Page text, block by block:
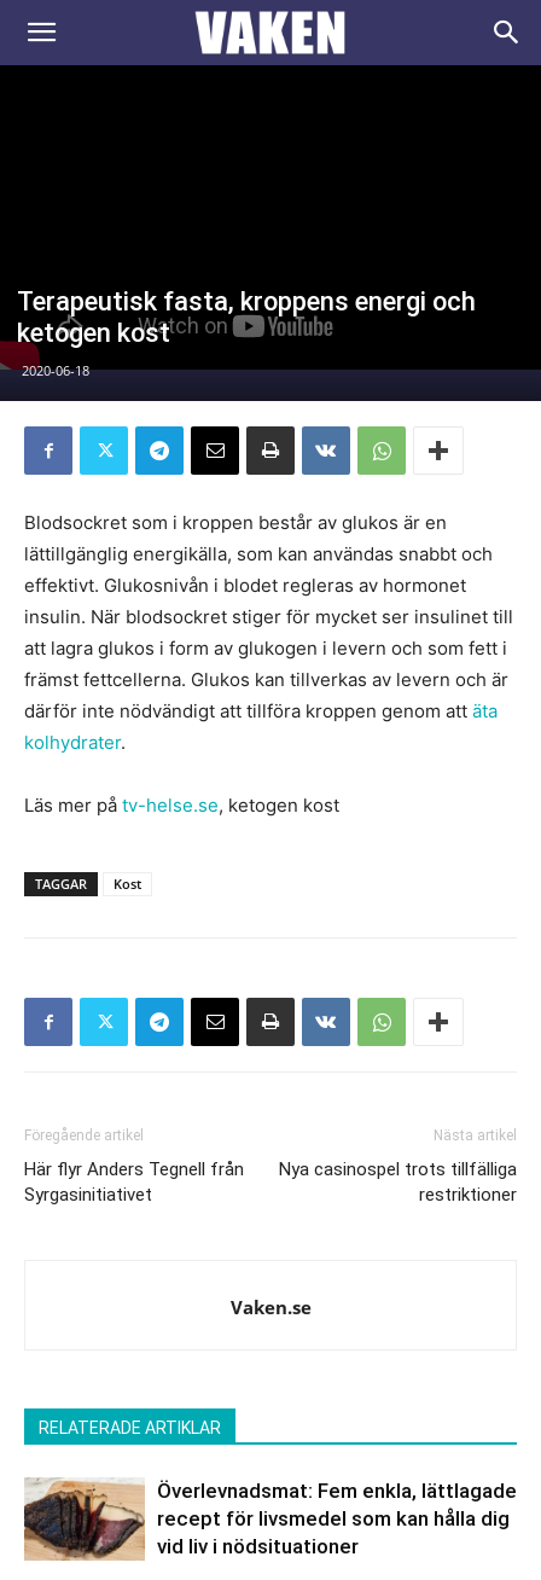
VAKEN.se
Terapeutisk fasta, kroppens energi och
ketogen kost
2020-06-18
Blodsockret som i kroppen består av glukos är en
lättillgänglig energikälla, som kan användas snabbt och
effektivt. Glukosnivån i blodet regleras av hormonet
insulin. När blodsockret stiger för mycket ser insulinet till
att lagra glukos i form av glukogen i levern och som fett i
främst fettcellerna. Glukos kan tillverkas av levern och är
därför inte nödvändigt att tillföra kroppen genom att äta
kolhydrater.
Läs mer på tv-helse.se, ketogen kost
TAGGAR Kost
Föregående artikel
Här flyr Anders Tegnell från
Syrgasinitiativet
Nästa artikel
Nya casinospel trots tillfälliga
restriktioner
Vaken.se
RELATERADE ARTIKLAR
Överlevnadsmat: Fem enkla, lättlagade
recept för livsmedel som kan hålla dig
vid liv i nödsituationer